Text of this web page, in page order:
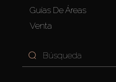
Guías De Áreas
Venta